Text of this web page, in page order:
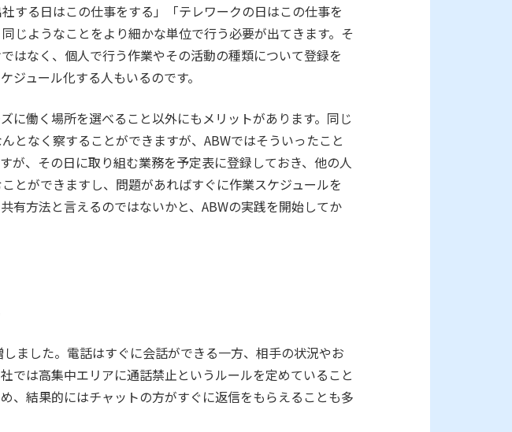
する日はこの仕事をする」「テレワークの日はこの仕事を
じようなことをより細かな単位で行う必要が出てきます。そ
はなく、個人で行う作業やその活動の種類について登録を
ジュール化する人もいるのです。
に働く場所を選べること以外にもメリットがあります。同じ
となく察することができますが、ABWではそういったこと
が、その日に取り組む業務を予定表に登録しておき、他の人
とができますし、問題があればすぐに作業スケジュールを
有方法と言えるのではないかと、ABWの実践を開始してか
ました。電話はすぐに会話ができる一方、相手の状況やお
では高集中エリアに通話禁止というルールを定めていること
、結果的にはチャットの方がすぐに返信をもらえることも多